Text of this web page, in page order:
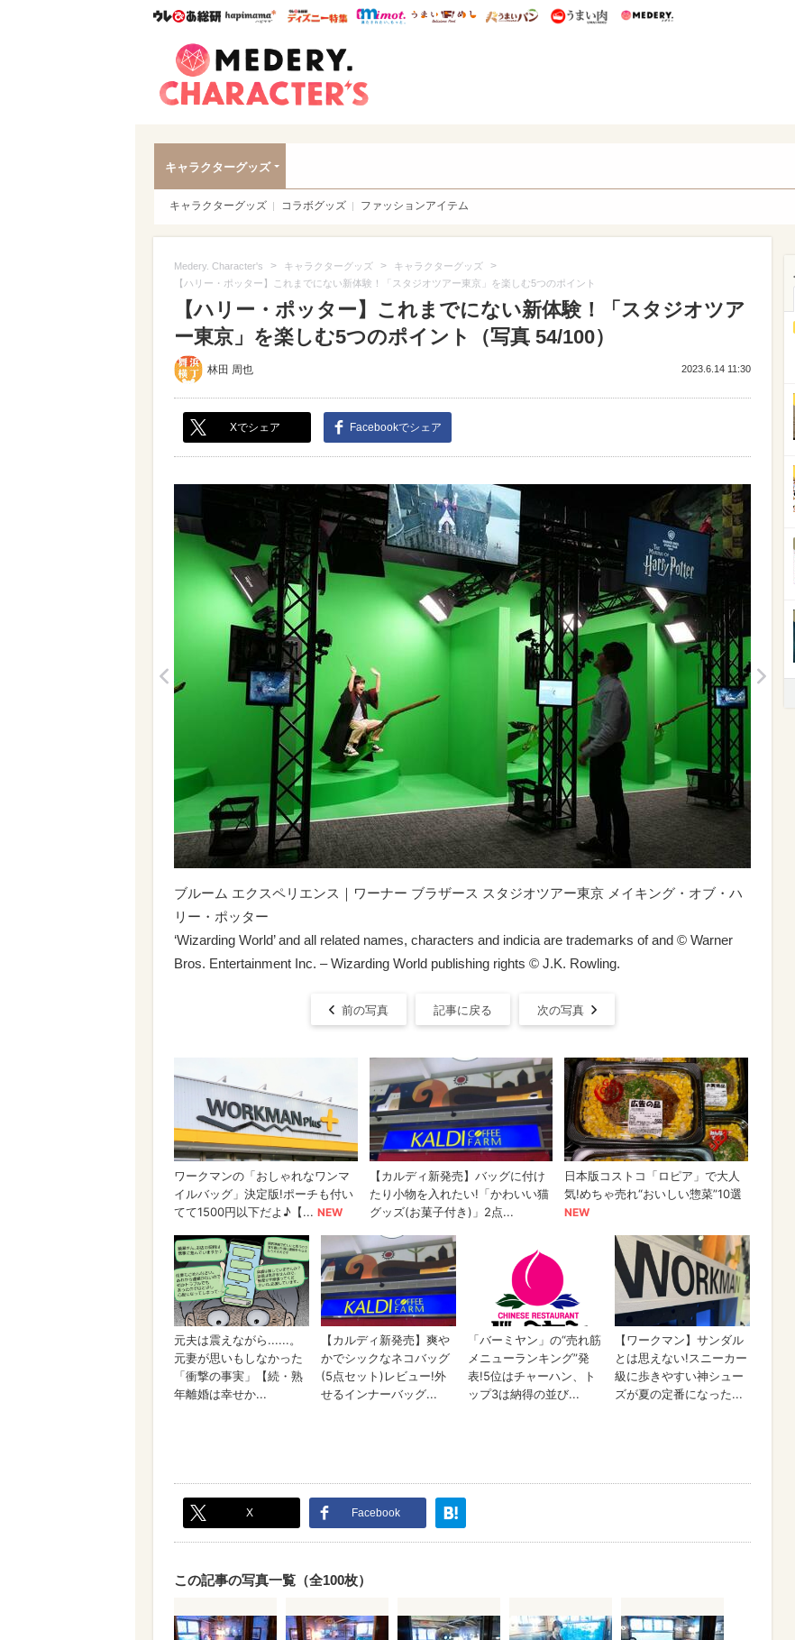
ウレぴあ総研ハピママ* ウレぴあ総研 ディズニー特集
mimot. うまいめし うまいパン うまい肉
キャラクターグッズ
キャラクターグッズ コラボグッズ ファッションアイテム
Medery. Character's > キャラクターグッズ > キャラクターグッズ >
【ハリー・ポッター】これまでにない新体験！「スタジオツアー東京」を楽しむ5つのポイント
【ハリー・ポッター】これまでにない新体験！「スタジオツア
ー東京」を楽しむ5つのポイント（写真 54/100）
林田 周也 2023.6.14 11:30
Xでシェア Facebookでシェア
ブルーム エクスペリエンス｜ワーナー ブラザース スタジオツアー東京 メイキング・オブ・ハ
リー・ポッター
‘Wizarding World’ and all related names, characters and indicia are trademarks of and © Warner
Bros. Entertainment Inc. – Wizarding World publishing rights © J.K. Rowling.
前の写真 記事に戻る 次の写真
X Facebook
この記事の写真一覧（全100枚）